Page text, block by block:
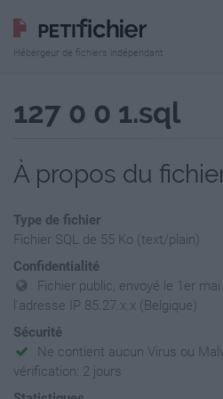
Hébergeur de fichiers indépendant
127 0 0 1.sql
À propos du
Type de fichier
Fichier SQL de 55 Ko (text/plain)
Confidentialité
Fichier public, envoyé le 1er
l'adresse IP 85.27.x.x (Belgique)
Sécurité
Ne contient aucun Virus ou
vérification: 2 jours